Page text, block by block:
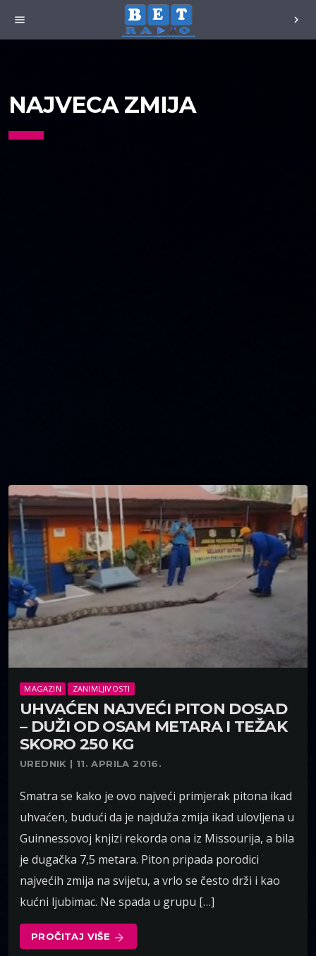
menu chevron_right
NAJVECA ZMIJA
MAGAZIN ZANIMLJIVOSTI
UHVAĆEN NAJVEĆI PITON DOSAD
– DUŽI OD OSAM METARA I TEŽAK
SKORO 250 KG
UREDNIK | 11. APRILA 2016.
Smatra se kako je ovo najveći primjerak pitona ikad
uhvaćen, budući da je najduža zmija ikad ulovljena u
Guinnessovoj knjizi rekorda ona iz Missourija, a bila
je dugačka 7,5 metara. Piton pripada porodici
najvećih zmija na svijetu, a vrlo se često drži i kao
kućni ljubimac. Ne spada u grupu […]
PROČITAJ VIŠE arrow_forward